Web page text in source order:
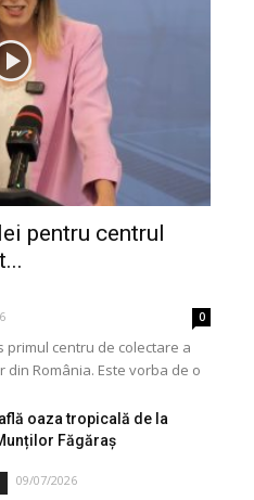
pentru centrul
0
primul centru de colectare a
România. Este vorba de o
oaza tropicală de la
Făgăraș
09/07/2026